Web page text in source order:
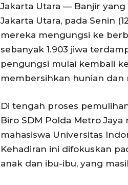
Jakarta Utara — Banjir
Jakarta Utara, pada Senin
mereka mengungsi ke
sebanyak 1.903 jiwa
pengungsi mulai kembali
membersihkan hunian dan
Di tengah proses
Biro SDM Polda Metro
mahasiswa Universitas
Kehadiran ini difokuskan
anak dan ibu-ibu, yang